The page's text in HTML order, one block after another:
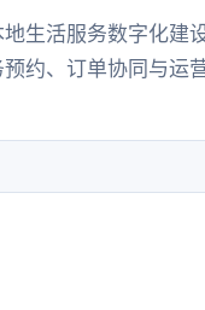
生活服务数字化建
约、订单协同与运